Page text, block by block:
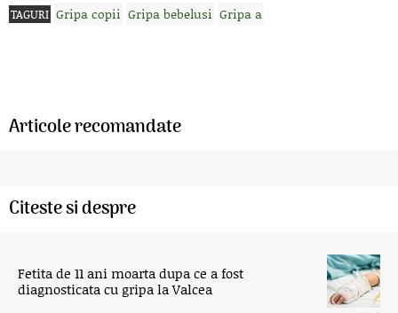
TAGURI Gripa copii Gripa bebelusi Gripa a
Articole recomandate
Citeste si despre
Fetita de 11 ani moarta dupa ce a fost
diagnosticata cu gripa la Valcea